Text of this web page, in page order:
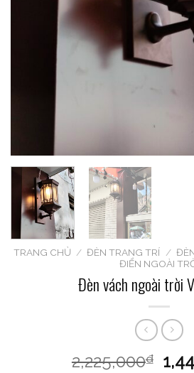
TRANG CHỦ / ĐÈN TRANG TRÍ /
ĐIỂN NGOÀI
Đèn vách ngoài trời
2,225,000₫